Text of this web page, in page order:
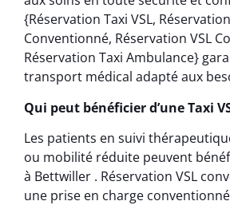
{Réservation Taxi VSL,
Conventionné, Réservation VSL
Réservation Taxi Ambulance}
transport médical adapté aux
Qui peut bénéficier d’une Taxi
Les patients en suivi
ou mobilité réduite peuvent
à Bettwiller . Réservation VSL
une prise en charge